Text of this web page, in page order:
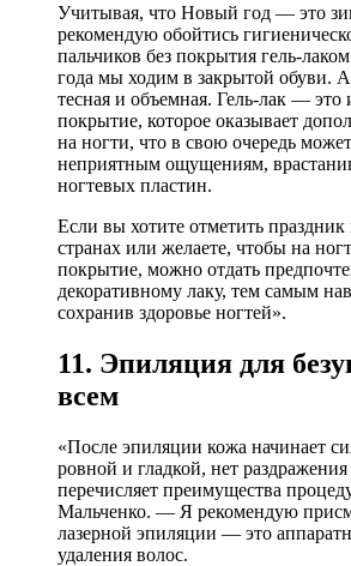
Учитывая, что Новый год — это
рекомендую обойтись
пальчиков без покрытия гель-
года мы ходим в закрытой обуви.
тесная и объемная. Гель-лак — это
покрытие, которое оказывает
на ногти, что в свою очередь
неприятным ощущениям,
ногтевых пластин.
Если вы хотите отметить праздник
странах или желаете, чтобы на
покрытие, можно отдать
декоративному лаку, тем самым
сохранив здоровье ногтей».
11. Эпиляция для
всем
«После эпиляции кожа начинает
ровной и гладкой, нет
перечисляет преимущества
Мальченко. — Я рекомендую
лазерной эпиляции — это
удаления волос.